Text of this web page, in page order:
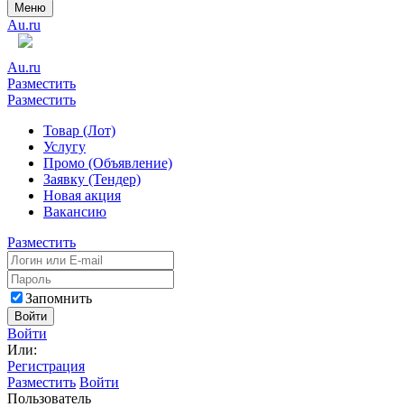
Меню
Au.ru
Au.ru
Разместить
Разместить
Товар (Лот)
Услугу
Промо (Объявление)
Заявку (Тендер)
Новая акция
Вакансию
Разместить
Запомнить
Войти
Войти
Или:
Регистрация
Разместить Войти
Пользователь